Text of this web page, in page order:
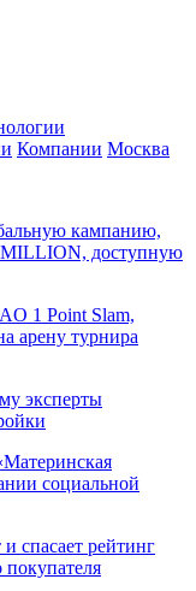
Компании Москва
кампанию,
MILLION, доступную
1 Point Slam,
арену турнира
эксперты
социальной
спасает рейтинг
покупателя